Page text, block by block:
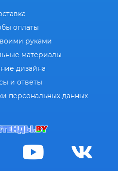
оплаты
руками
материалы
дизайна
и ответы
персональных данных